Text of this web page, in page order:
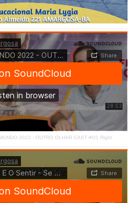
2022 - OUTRO OLHAR CAST #O1 Right